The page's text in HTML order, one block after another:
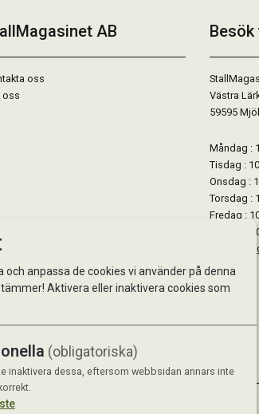
AB
oss
oss
Västra
59595
Måndag :
Tisdag :
Onsdag :
Torsdag :
Fredag :
Lördag :
Se
och anpassa de cookies vi använder på denna
Aktivera eller inaktivera cookies som
(obligatoriska)
inaktivera dessa, eftersom webbsidan annars inte